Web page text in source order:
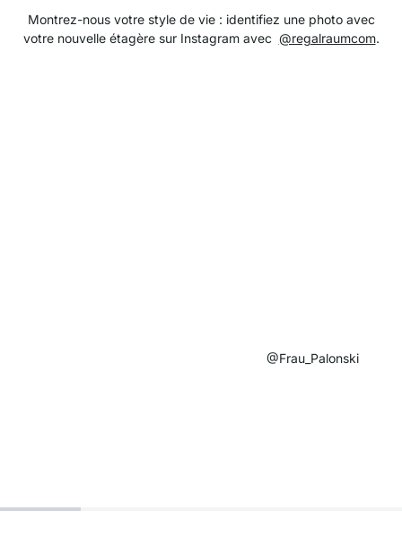
Montrez-nous votre style de vie : identifiez une photo avec
votre nouvelle étagère sur Instagram avec @regalraumcom.
@Frau_Palonski